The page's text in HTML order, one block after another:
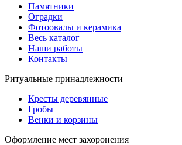
Памятники
Оградки
Фотоовалы и керамика
Весь каталог
Наши работы
Контакты
Ритуальные принадлежности
Кресты деревянные
Гробы
Венки и корзины
Оформление мест захоронения